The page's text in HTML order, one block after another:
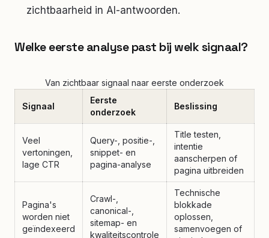
zichtbaarheid in AI-antwoorden.
Welke eerste analyse past bij welk signaal?
Van zichtbaar signaal naar eerste onderzoek
Signaal
Eerste
onderzoek
Beslissing
Veel
vertoningen,
lage CTR
Query-, positie-,
snippet- en
pagina-analyse
Title testen,
intentie
aanscherpen of
pagina uitbreiden
Pagina's
worden niet
geïndexeerd
Crawl-,
canonical-,
sitemap- en
kwaliteitscontrole
Technische
blokkade
oplossen,
samenvoegen of